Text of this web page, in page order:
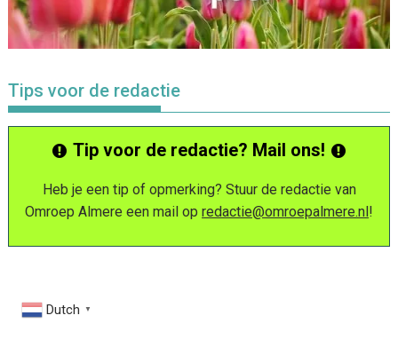
Tips voor de redactie
Tip voor de redactie? Mail ons!
Heb je een tip of opmerking? Stuur de redactie van
Omroep Almere een mail op redactie@omroepalmere.nl!
Dutch ▼